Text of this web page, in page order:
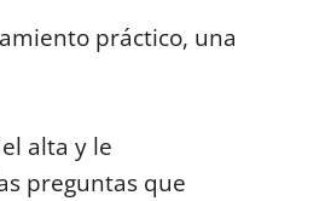
práctico, una
alta y le
preguntas que